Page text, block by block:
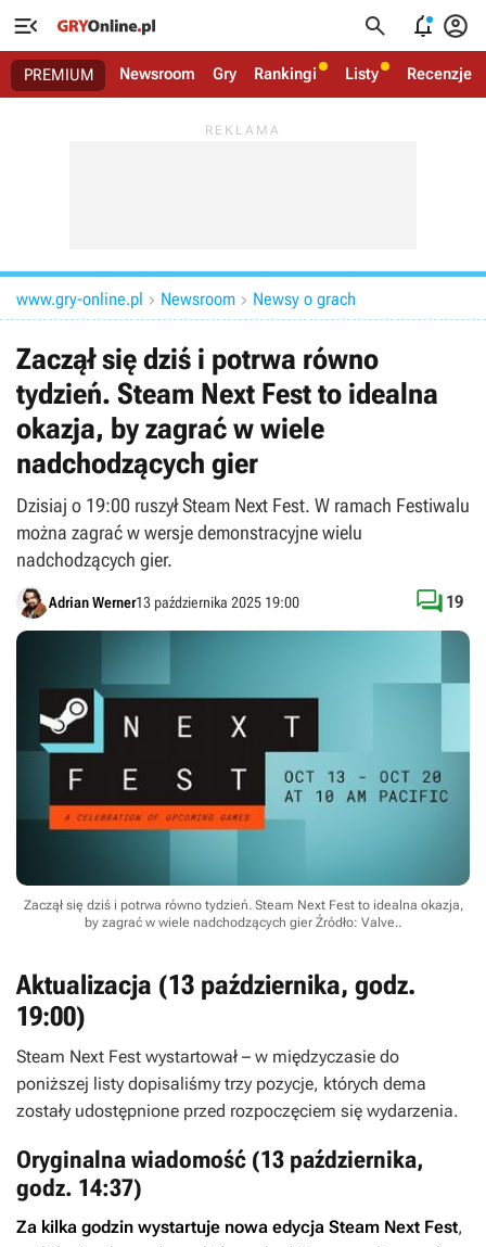
   
PREMIUM Newsroom Gry Rankingi Listy Recenzje
www.gry-online.pl  Newsroom  Newsy o grach
Zaczął się dziś i potrwa równo
tydzień. Steam Next Fest to idealna
okazja, by zagrać w wiele
nadchodzących gier
Dzisiaj o 19:00 ruszył Steam Next Fest. W ramach Festiwalu
można zagrać w wersje demonstracyjne wielu
nadchodzących gier.
Adrian Werner13 października 2025 19:00  19
Zaczął się dziś i potrwa równo tydzień. Steam Next Fest to idealna okazja,
by zagrać w wiele nadchodzących gier Źródło: Valve..
Aktualizacja (13 października, godz.
19:00)
Steam Next Fest wystartował – w międzyczasie do
poniższej listy dopisaliśmy trzy pozycje, których dema
zostały udostępnione przed rozpoczęciem się wydarzenia.
Oryginalna wiadomość (13 października,
godz. 14:37)
Za kilka godzin wystartuje nowa edycja Steam Next Fest,